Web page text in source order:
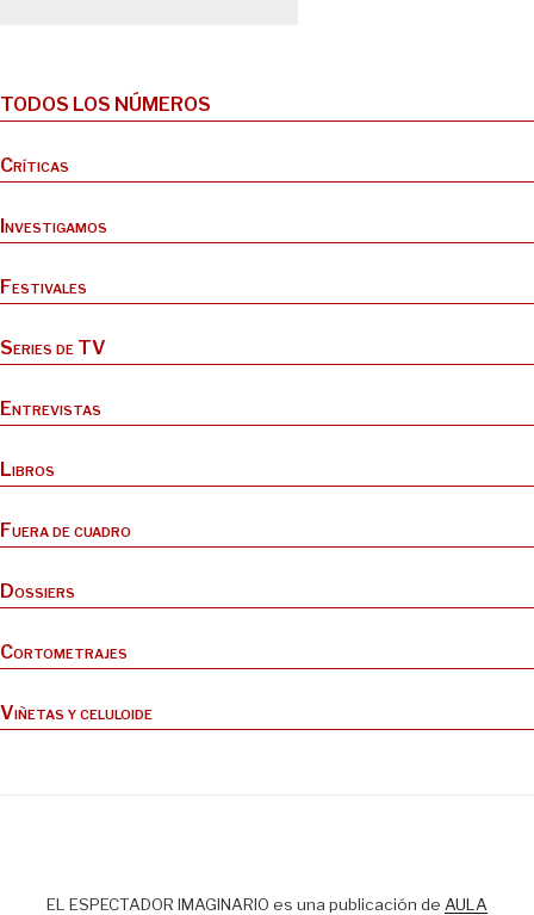
TODOS LOS NÚMEROS
Críticas
Investigamos
Festivales
Series de TV
Entrevistas
Libros
Fuera de cuadro
Dossiers
Cortometrajes
Viñetas y celuloide
EL ESPECTADOR IMAGINARIO es una publicación de AULA